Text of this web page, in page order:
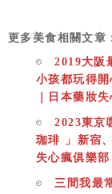
更多美食相關文章
2019大阪
小孩都玩得
｜日本藥妝
2023東京
珈琲 」新宿
失心瘋俱樂部
三間我最